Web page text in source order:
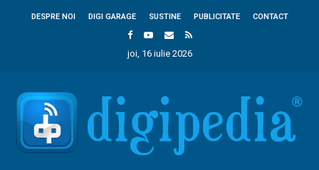
DESPRE NOI DIGI GARAGE SUSTINE PUBLICITATE CONTACT
joi, 16 iulie 2026